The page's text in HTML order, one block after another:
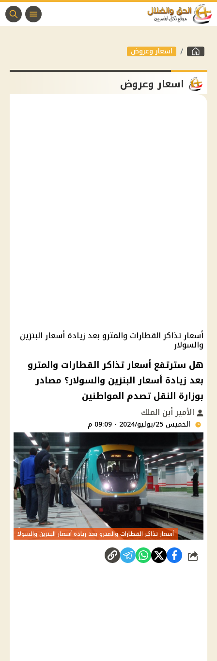
اسعار وعروض
اسعار وعروض
أسعار تذاكر القطارات والمترو بعد زيادة أسعار البنزين
والسولار
هل سترتفع أسعار تذاكر القطارات والمترو
بعد زيادة أسعار البنزين والسولار؟ مصادر
بوزارة النقل تصدم المواطنين
الأمير أبن الملك
الخميس 25/يوليو/2024 - 09:09 م
أسعار تذاكر القطارات والمترو بعد زيادة أسعار البنزين والسولا
شارك